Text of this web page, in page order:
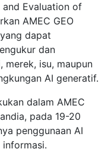
Evaluation of
AMEC GEO
dapat
dan
merek, isu, maupun
AI generatif.
dalam AMEC
pada 19-20
penggunaan AI
informasi.